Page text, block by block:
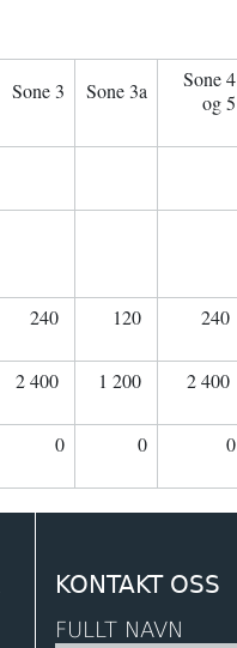
Sone 3 Sone 3a
Sone 4
og 5
240 120 240
2 400 1 200 2 400
0 0 0
KONTAKT OSS
FULLT NAVN